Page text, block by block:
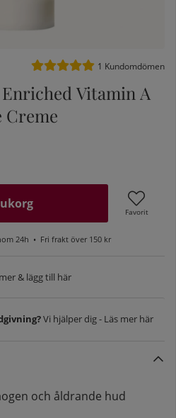
Medelbetyg 5 av 5 Antal
1 Kundomdömen
Vitamin A
Favorit
24h • Fri frakt över 150 kr
& lägg till här
Vi hjälper dig - Läs mer här
och åldrande hud